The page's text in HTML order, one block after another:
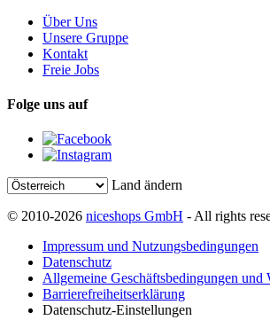
Über Uns
Unsere Gruppe
Kontakt
Freie Jobs
Folge uns auf
Land ändern
© 2010-2026 niceshops GmbH - All rights
Impressum und Nutzungsbedingungen
Datenschutz
Allgemeine Geschäftsbedingungen und
Barrierefreiheitserklärung
Datenschutz-Einstellungen